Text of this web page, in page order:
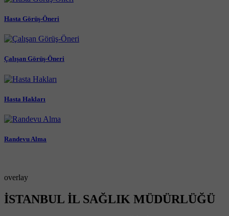
Hasta Görüş-Öneri
Çalışan Görüş-Öneri
Hasta Hakları
Randevu Alma
overlay
İSTANBUL İL SAĞLIK MÜDÜRLÜĞÜ